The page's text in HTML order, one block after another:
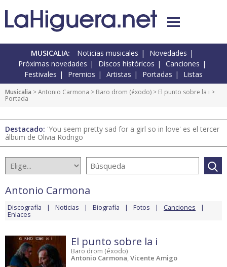
MUSICALIA: Noticias musicales
Novedades
Próximas novedades
Discos históricos
Canciones
Festivales
Premios Artistas Portadas Listas
Musicalia >Antonio Carmona > Baro drom (éxodo) > El punto sobre la i >
Portada
Destacado: 'You seem pretty sad for a girl so in love' es el tercer
álbum de Olivia Rodrigo
Antonio Carmona
Discografía Noticias Biografía Fotos Canciones
Enlaces
El punto sobre la i
Baro drom (éxodo)
Antonio Carmona,Vicente Amigo